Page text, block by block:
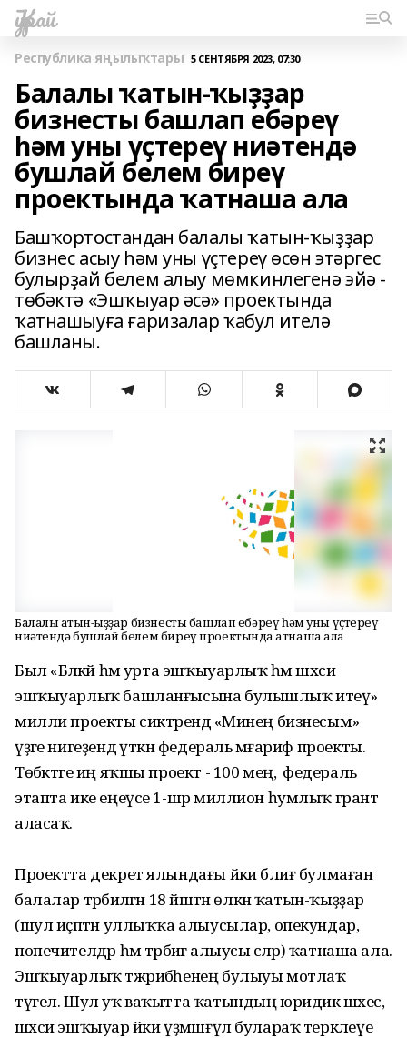
Ҡурай
Республика яңылыҡтары 5 СЕНТЯБРЯ 2023, 07:30
Балалы ҡатын-ҡыҙҙар
бизнесты башлап ебәреү
һәм уны үҫтереү ниәтендә
бушлай белем биреү
проектында ҡатнаша ала
Башҡортостандан балалы ҡатын-ҡыҙҙар
бизнес асыу һәм уны үҫтереү өсөн этәргес
булырҙай белем алыу мөмкинлегенә эйә -
төбәктә «Эшҡыуар әсә» проектында
ҡатнашыуға ғаризалар ҡабул ителә
башланы.
Балалы ҡатын-ҡыҙҙар бизнесты башлап ебәреү һәм уны үҫтереү
ниәтендә бушлай белем биреү проектында ҡатнаша ала
Был «Бәләкәй һәм урта эшҡыуарлыҡ һәм шәхси
эшҡыуарлыҡ башланғысына булышлыҡ итеү»
милли проекты сиктәрендә «Минең бизнесым»
үҙәге нигеҙендә үткән федераль мәғариф проекты.
Төбәктәге иң яҡшы проект - 100 мең, ә федераль
этапта ике еңеүсе 1-шәр миллион һумлыҡ грант
аласаҡ.
Проектта декрет ялындағы йәки бәлиғ булмаған
балалар тәрбиәләгән 18 йәштән өлкән ҡатын-ҡыҙҙар
(шул иҫәптән уллыҡҡа алыусылар, опекундар,
попечителдәр һәм тәрбиәгә алыусы әсәләр) ҡатнаша ала.
Эшҡыуарлыҡ тәжрибәһенең булыуы мотлаҡ
түгел. Шул уҡ ваҡытта ҡатындың юридик шәхес,
шәхси эшҡыуар йәки үҙмәшғүл булараҡ теркәлеүе